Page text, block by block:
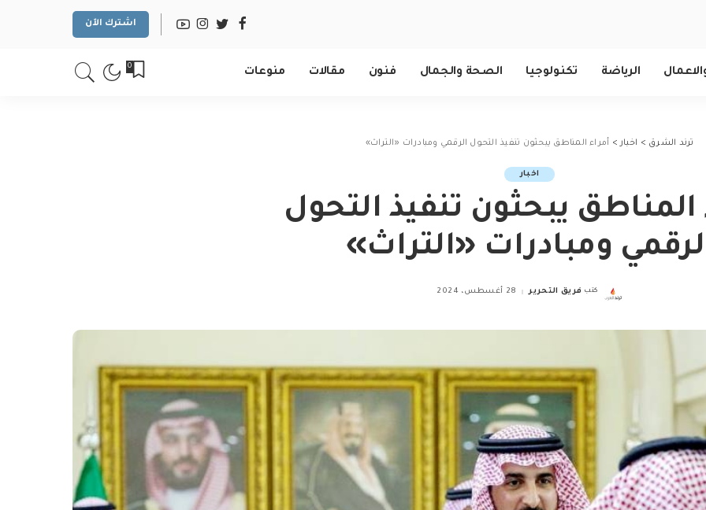
اشترك الآن
الرياضة تكنولوجيا الصحة والجمال فنون مقالات منوعات 0
ترند الشرق > اخبار > أمراء المناطق يبحثون تنفيذ التحول الرقمي ومبادرات «التراث»
اخبار
المناطق يبحثون تنفيذ التحول
ومبادرات «التراث»
Posted
كتب فريق التحرير 28 أغسطس، 2024